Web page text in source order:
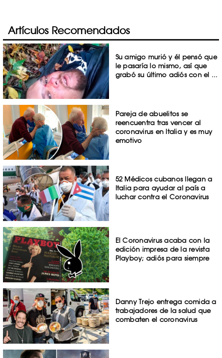
Artículos Recomendados
Su amigo murió y él pensó que
le pasaría lo mismo, así que
grabó su último adiós con el ...
Pareja de abuelitos se
reencuentra tras vencer al
coronavirus en Italia y es muy
emotivo
52 Médicos cubanos llegan a
Italia para ayudar al país a
luchar contra el Coronavirus
El Coronavirus acaba con la
edición impresa de la revista
Playboy; adiós para siempre
Danny Trejo entrega comida a
trabajadores de la salud que
combaten el coronavirus